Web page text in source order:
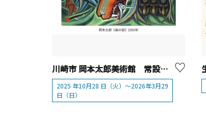
川崎市 岡本太郎美術館 常設展「岡本太郎 生きることは遊ぶこと」
2025 年10月28 日（火）～2026年3月29
日（日）